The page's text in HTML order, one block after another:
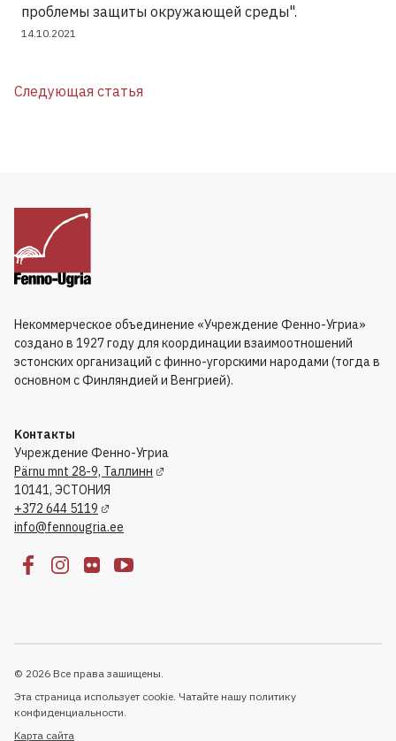
проблемы защиты окружающей среды".
14.10.2021
Следующая статья
Некоммерческое объединение «Учреждение Фенно-Угриа»
создано в 1927 году для координации взаимоотношений
эстонских организаций с финно-угорскими народами (тогда в
основном с Финляндией и Венгрией).
Kонтакты
Учреждение Фенно-Угриа
Pärnu mnt 28-9, Таллинн
10141, ЭСТОНИЯ
+372 644 5119
info@fennougria.ee
© 2026 Все права зашищены.
Эта страница использует cookie. Чатайте нашу политику
конфиденциальности.
Kарта сайта